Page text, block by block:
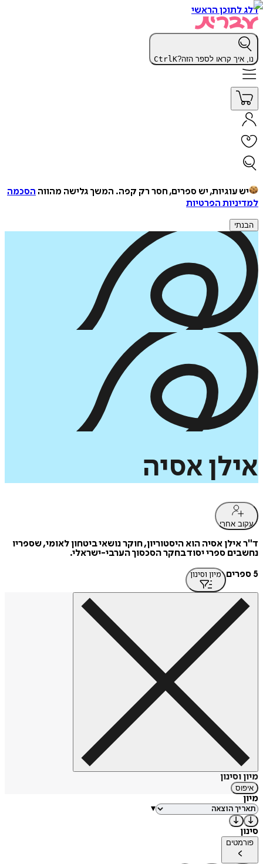
דלג לתוכן הראשי
נו, איך קראו לספר הזה? CtrlK
יש עוגיות, יש ספרים, חסר רק קפה. המשך גלישה מהווה הסכמה
למדיניות הפרטיות
הבנתי
אילן אסיה
עקוב אחרי
ד"ר אילן אסיה הוא היסטוריון, חוקר נושאי ביטחון לאומי, שספריו
נחשבים ספרי יסוד בחקר הסכסוך הערבי-ישראלי.
5 ספרים
מיון וסינון
מיון וסינון
איפוס
מיון
▾
סינון
פורמטים